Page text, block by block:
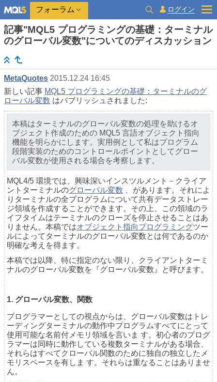
フォーラム ログイン
記事"MQL5 プログラミングの基礎：ターミナル
のグローバル変数"についてのディスカッション
MetaQuotes 2015.12.24 16:45
新しい記事 MQL5 プログラミングの基礎：ターミナルのグ
ローバル変数 はパブリッシュされました:
本稿はターミナルのグローバル変数の処理を助けるオ
ブジェクト作成のための MQL5 言語オブジェクト指向
機能を明らかにします。実用例として私はプログラム
段階実装のためのコントロールポイントとしてグロー
バル変数が使用される場合を考察します。
MQL4/5 環境では、興味深いインスツルメント－クライア
ントターミナルのグローバル変数 、があります。それによ
りターミナルの全プログラムについて共有データストレー
ジ領域を作成することができます。その上、この領域のラ
イフタイムはテーミナルのクローズを停止させることはあ
りません。本稿ではオブジェクト指向プログラミングツー
ルによってターミナルのグローバル変数とは何であるのか
明確な考えを得ます。
本稿では以降、特に指定のない限り、クライアントターミ
ナルのグローバル変数を『グローバル変数』と呼びます。
1. グローバル変数、関数
プログラマーとしての視点からは、グローバル変数はトレ
ーディングターミナルの動作中プログラムすべてにとって
使用可能な名前付メモリ領域を言いま す。初心者のプログ
ラマーは同時に動作している複数ターミナルがある場合、
それらはすべてクローバル関数のために独自の独立したメ
モリスペースを有しま す。それらは重なることはありませ
ん。